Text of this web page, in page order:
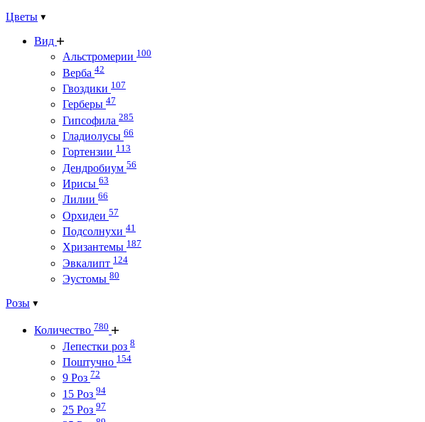
Цветы
Вид
Альстромерии 100
Верба 42
Гвоздики 107
Герберы 47
Гипсофила 285
Гладиолусы 66
Гортензии 113
Дендробиум 56
Ирисы 63
Лилии 66
Орхидеи 57
Подсолнухи 41
Хризантемы 187
Эвкалипт 124
Эустомы 80
Розы
Количество 780
Лепестки роз 8
Поштучно 154
9 Роз 72
15 Роз 94
25 Роз 97